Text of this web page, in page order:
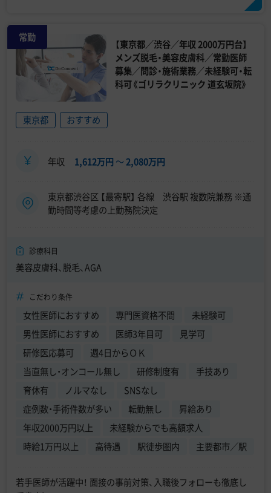
常勤
【東京都／渋谷／年収 2000万円台】
メンズ脱毛・美容皮膚科／常勤医師
募集／問診・施術業務／未経験可・転
科可《ゴリラクリニック 道玄坂院》
東京都 おすすめ
年収 1,612万円 〜2,080万円
東京都渋谷区 【最寄駅】 各線 渋谷駅 複数院兼務 ※通
勤時間等考慮の上勤務院決定
診療科目
美容皮膚科、脱毛、AGA
こだわり条件
女性医師におすすめ 専門医資格不問
未経験可
男性医師におすすめ
医師3年目可
見学可
研修医応募可
週4日からＯＫ
当直無し・オンコール無し
研修制度有
手技あり
育休有
ノルマなし
SNSなし
症例数・手術件数が多い
転勤無し
昇給あり
年収2000万円以上
未経験からでも高額求人
時給1万円以上
高待遇 駅徒歩圏内 主要都市／駅
若手医師が活躍中！ 面接の事前対策、入職後フォローも徹底し